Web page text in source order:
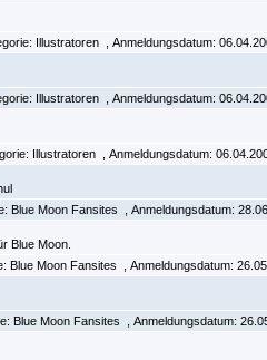
Illustratoren , Anmeldungsdatum:
Illustratoren , Anmeldungsdatum:
Illustratoren , Anmeldungsdatum:
Blue Moon Fansites , Anmeldungsdatum:
Blue Moon.
Blue Moon Fansites , Anmeldungsdatum:
Blue Moon Fansites , Anmeldungsdatum: